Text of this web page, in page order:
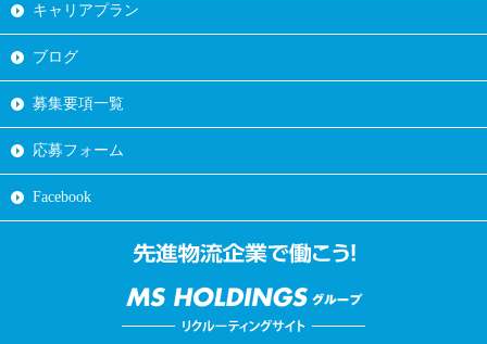
キャリアプラン
ブログ
募集要項一覧
応募フォーム
Facebook